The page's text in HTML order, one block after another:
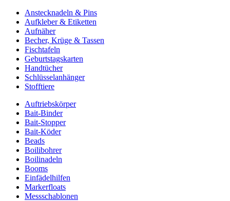
Anstecknadeln & Pins
Aufkleber & Etiketten
Aufnäher
Becher, Krüge & Tassen
Fischtafeln
Geburtstagskarten
Handtücher
Schlüsselanhänger
Stofftiere
Auftriebskörper
Bait-Binder
Bait-Stopper
Bait-Köder
Beads
Boilibohrer
Boilinadeln
Booms
Einfädelhilfen
Markerfloats
Messschablonen